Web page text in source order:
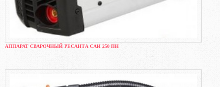
АППАРАТ СВАРОЧНЫЙ РЕСАНТА САИ 250 ПН